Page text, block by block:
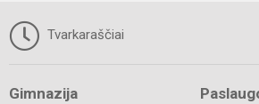
Tvarkaraščiai
Gimnazija